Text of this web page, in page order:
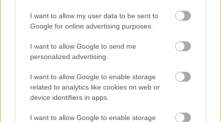
I want to allow my user data to be sent to
Google for online advertising purposes.
I want to allow Google to send me
personalized advertising.
I want to allow Google to enable storage
related to analytics like cookies on web or
device identifiers in apps.
I want to allow Google to enable storage